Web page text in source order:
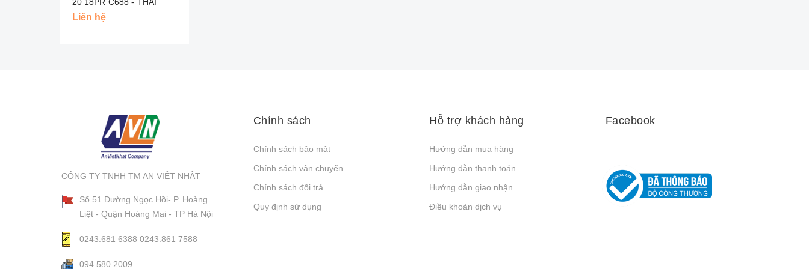
Liên hệ
CÔNG TY TNHH TM AN VIỆT NHẬT
Số 51 Đường Ngọc Hồi- P. Hoàng
Liệt - Quận Hoàng Mai - TP Hà Nội
0243.681 6388 0243.861 7588
094 580 2009
Chính sách
Chính sách bảo mật
Chính sách vận chuyển
Chính sách đổi trả
Quy định sử dụng
Hỗ trợ khách hàng
Hướng dẫn mua hàng
Hướng dẫn thanh toán
Hướng dẫn giao nhận
Điều khoản dịch vụ
Facebook